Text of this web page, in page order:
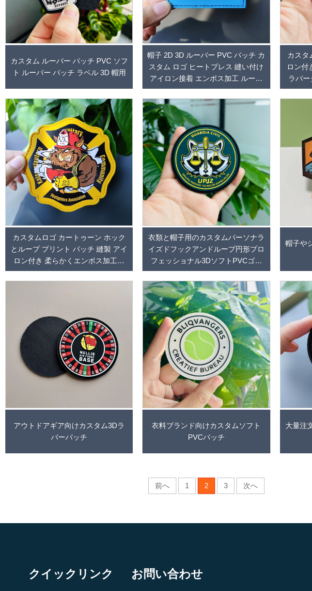
カスタム ルーバー パッチ PVC ソフ
ト ルーバー パッチ ラベル 3D 帽用
帽子 2D 3D ルーバー PVC パッチ カ
スタム ロゴ ヒートプレス 縫い付け
アイロン接着 エンボス加工 ルーバ
ー バッジ シリコン 衣類用
カスタ
ロン付
ラバー
カスタムロゴ カートゥーン ホック
とループ プリント パッチ 縫製 アイ
ロン付き 柔らかくエンボス加工さ
れた3D 衣料品用ラバーPVCパッチ
帽子や衣類用
衣類と帽子用のカスタムパーソナラ
イズドフックアンドループ円形プロ
フェッショナル3DソフトPVCゴム
パッチ
帽子や
アウトドアギア向けカスタム3Dラ
バーパッチ
衣料ブランド向けカスタムソフト
PVCパッチ
大量注
前へ 1 2 3 次へ
クイックリンク お問い合わせ